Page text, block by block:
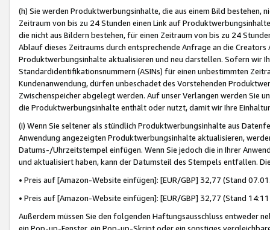
(h) Sie werden Produktwerbungsinhalte, die aus einem Bild bestehen,
Zeitraum von bis zu 24 Stunden einen Link auf
die nicht aus Bildern bestehen, für einen Zeitraum von bis zu 24
Ablauf dieses Zeitraums durch entsprechende Anfrage an die
Produktwerbungsinhalte aktualisieren und neu darstellen. Sofern wir
Standardidentifikationsnummern (ASINs) für einen unbestimmten
Kundenanwendung, dürfen unbeschadet des Vorstehenden
Zwischenspeicher abgelegt werden. Auf unser Verlangen werden Sie
die Produktwerbungsinhalte enthält oder nutzt, damit wir Ihre
(i) Wenn Sie seltener als stündlich Produktwerbungsinhalte aus
Anwendung angezeigten Produktwerbungsinhalte aktualisieren,
Datums-/Uhrzeitstempel einfügen. Wenn Sie jedoch die in Ihrer
und aktualisiert haben, kann der Datumsteil des Stempels entfallen.
• Preis auf [Amazon-Website einfügen]: [EUR/GBP] 32,77 (Stand
• Preis auf [Amazon-Website einfügen]: [EUR/GBP] 32,77 (Stand
Außerdem müssen Sie den folgenden Haftungsausschluss entweder
ein Pop-up-Fenster, ein Pop-up-Skript oder ein sonstiges